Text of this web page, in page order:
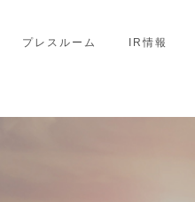
プレスルーム IR情報